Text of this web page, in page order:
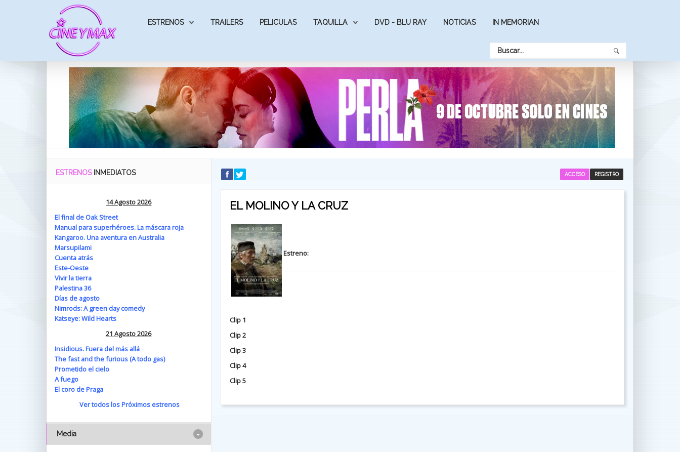
ESTRENOS TRAILERS PELICULAS TAQUILLA DVD - BLU RAY NOTICIAS IN MEMORIAN
REGISTRO
ACCESO
EL MOLINO Y LA CRUZ
Estreno:
Clip 1
Clip 2
Clip 3
Clip 4
Clip 5
ESTRENOS INMEDIATOS
14 Agosto 2026
El final de Oak Street
Manual para superhéroes. La máscara roja
Kangaroo. Una aventura en Australia
Marsupilami
Cuenta atrás
Este-Oeste
Vivir la tierra
Palestina 36
Días de agosto
Nimrods: A green day comedy
Katseye: Wild Hearts
21 Agosto 2026
Insidious. Fuera del más allá
The fast and the furious (A todo gas)
Prometido el cielo
A fuego
El coro de Praga
Ver todos los Próximos estrenos
Media